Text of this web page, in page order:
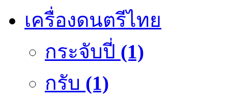
เครื่องดนตรีไทย
กระจับปี่ (1)
กรับ (1)